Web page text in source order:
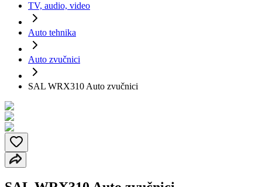
TV, audio, video
Auto tehnika
Auto zvučnici
SAL WRX310 Auto zvučnici